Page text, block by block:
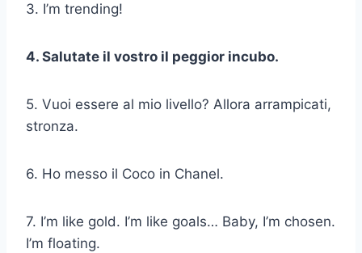
3. I’m trending!
4. Salutate il vostro il peggior incubo.
5. Vuoi essere al mio livello? Allora arrampicati,
stronza.
6. Ho messo il Coco in Chanel.
7. I’m like gold. I’m like goals… Baby, I’m chosen.
I’m floating.